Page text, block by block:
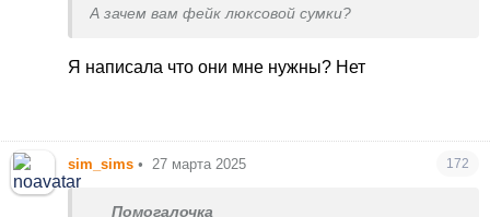
А зачем вам фейк люксовой сумки?
Я написала что они мне нужны? Нет
sim_sims • 27 марта 2025 172
Помогалочка